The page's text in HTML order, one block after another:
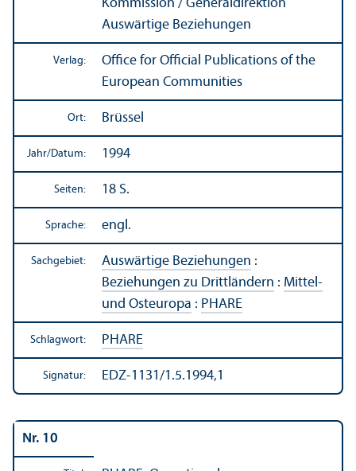
Kommission / Generaldirektion
Auswärtige Beziehungen
Verlag:
Office for Official Publications of the
European Communities
Ort: Brüssel
Jahr/Datum: 1994
Seiten: 18 S.
Sprache: engl.
Sachgebiet: Auswärtige Beziehungen :
Beziehungen zu Drittländern : Mittel-
und Osteuropa : PHARE
Schlagwort: PHARE
Signatur: EDZ-1131/1.5.1994,1
Nr. 10